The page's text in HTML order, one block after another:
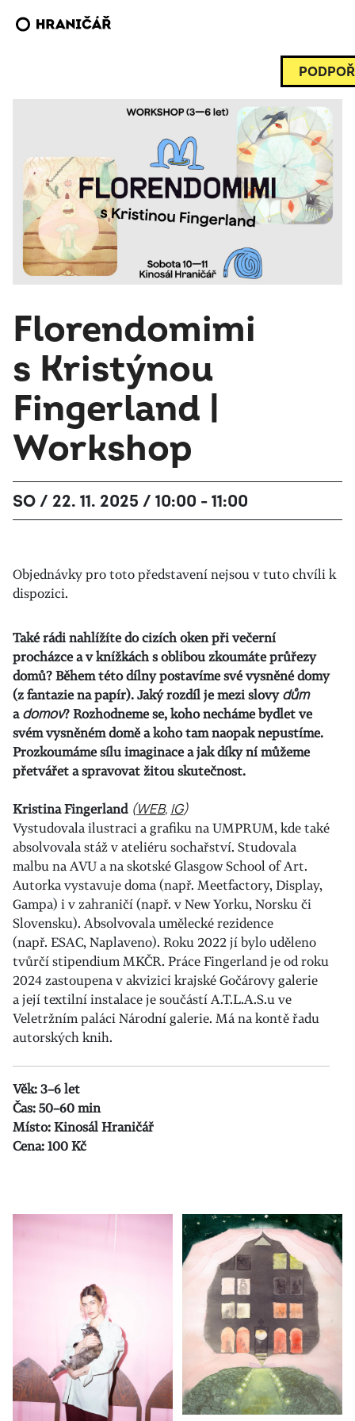
Florendomimi
s Kristýnou
Fingerland |
Workshop
SO / 22. 11. 2025 / 10:00 - 11:00
Objednávky pro toto představení nejsou v tuto chvíli k
dispozici.
Také rádi nahlížíte do cizích oken při večerní
procházce a v knížkách s oblibou zkoumáte průřezy
domů? Během této dílny postavíme své vysněné domy
(z fantazie na papír). Jaký rozdíl je mezi slovydům
adomov? Rozhodneme se, koho necháme bydlet ve
svém vysněném domě a koho tam naopak nepustíme.
Prozkoumáme sílu imaginace a jak díky ní můžeme
přetvářet a spravovat žitou skutečnost.
Kristina Fingerland (WEB, IG)
Vystudovala ilustraci a grafiku na UMPRUM, kde také
absolvovala stáž v ateliéru sochařství. Studovala
malbu na AVU a na skotské Glasgow School of Art.
Autorka vystavuje doma (např. Meetfactory, Display,
Gampa) i v zahraničí (např. v New Yorku, Norsku či
Slovensku). Absolvovala umělecké rezidence
(např. ESAC, Naplaveno). Roku 2022 jí bylo uděleno
tvůrčí stipendium MKČR. Práce Fingerland je od roku
2024 zastoupena v akvizici krajské Gočárovy galerie
a její textilní instalace je součástí A.T.L.A.S.u ve
Veletržním paláci Národní galerie. Má na kontě řadu
autorských knih.
Věk: 3–6 let
Čas: 50–60 min
Místo: Kinosál Hraničář
Cena: 100 Kč